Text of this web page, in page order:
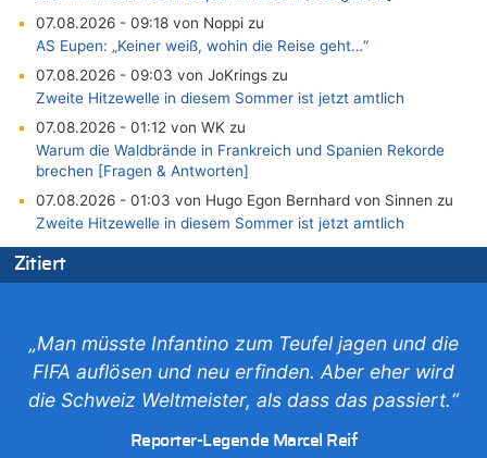
07.08.2026 - 09:18 von Noppi zu
AS Eupen: „Keiner weiß, wohin die Reise geht…“
07.08.2026 - 09:03 von JoKrings zu
Zweite Hitzewelle in diesem Sommer ist jetzt amtlich
07.08.2026 - 01:12 von WK zu
Warum die Waldbrände in Frankreich und Spanien Rekorde
brechen [Fragen & Antworten]
07.08.2026 - 01:03 von Hugo Egon Bernhard von Sinnen zu
Zweite Hitzewelle in diesem Sommer ist jetzt amtlich
07.08.2026 - 00:50 von WK zu
Wie kam es zur Ceuta-Krise?
06.08.2026 - 23:53 von Foto Anneliese zu
Mehrere Menschen in Londons City niedergestochen
06.08.2026 - 23:25 von WK zu
FIFA-Spitze demonstriert Einigkeit trotz Kritik und neuer
Vorwürfe gegen Präsident Gianni Infantino
Zitiert
„Man müsste Infantino zum Teufel jagen und die
FIFA auflösen und neu erfinden. Aber eher wird
die Schweiz Weltmeister, als dass das passiert.“
Reporter-Legende Marcel Reif